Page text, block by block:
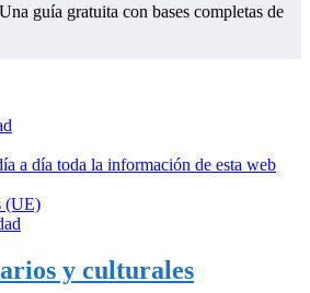
guía gratuita con bases completas de
a día toda la información de esta web
(UE)
y culturales